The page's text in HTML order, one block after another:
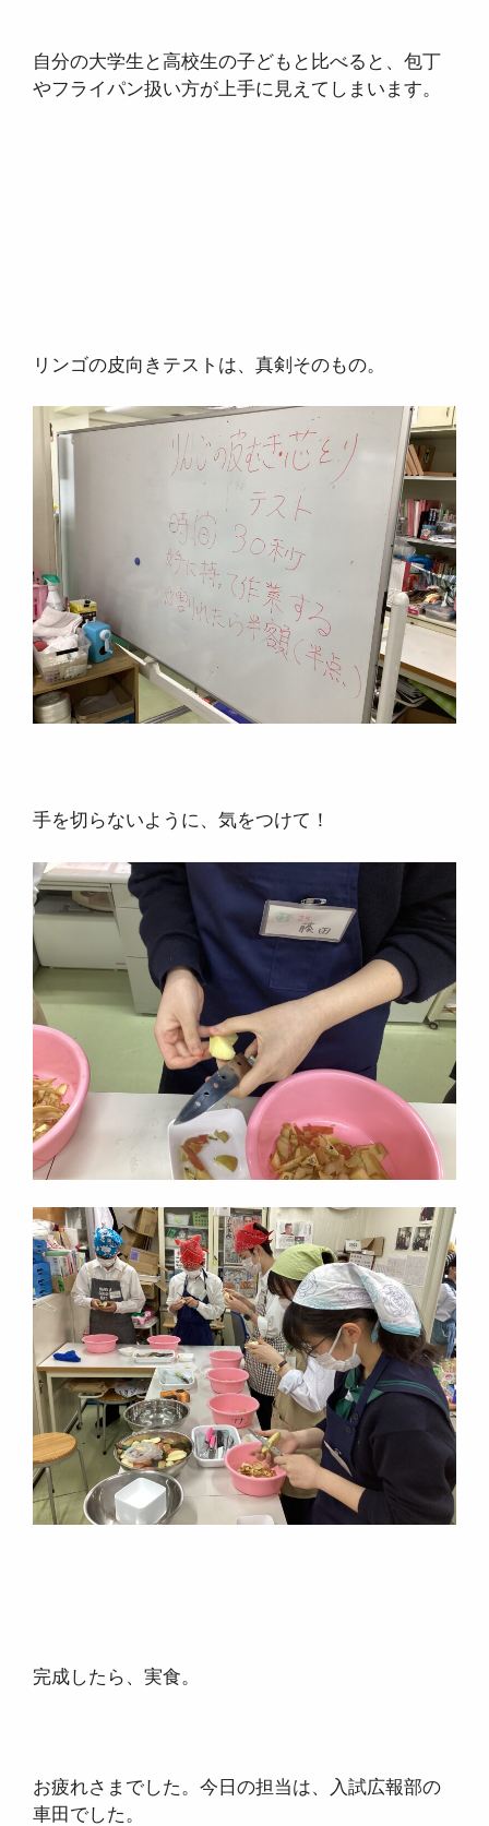
自分の大学生と高校生の子どもと比べると、包丁
やフライパン扱い方が上手に見えてしまいます。
リンゴの皮向きテストは、真剣そのもの。
手を切らないように、気をつけて！
完成したら、実食。
お疲れさまでした。今日の担当は、入試広報部の
車田でした。